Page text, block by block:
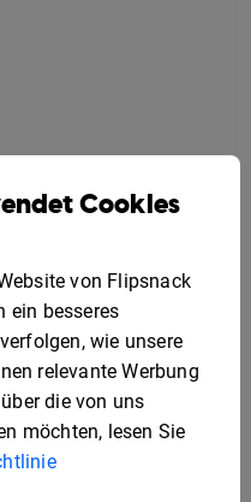
Gratis Rack-Karten-
Cookies
von Flipsnack
ein besseres
wie unsere
relevante Werbung
die von uns
möchten, lesen Sie